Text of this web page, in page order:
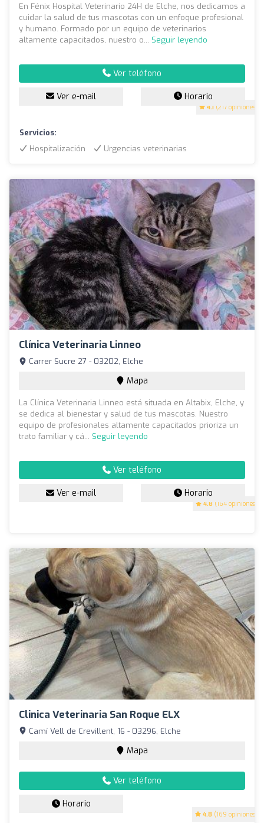
4.1 (217 opiniones)
En Fénix Hospital Veterinario 24H de Elche, nos dedicamos a
cuidar la salud de tus mascotas con un enfoque profesional
y humano. Formado por un equipo de veterinarios
altamente capacitados, nuestro o... Seguir leyendo
Ver teléfono
Ver e-mail Horario
Servicios:
Hospitalización
Urgencias veterinarias
Clínica Veterinaria Linneo
4.8 (164 opiniones)
Carrer Sucre 27 - 03202, Elche
Mapa
La Clínica Veterinaria Linneo está situada en Altabix, Elche, y
se dedica al bienestar y salud de tus mascotas. Nuestro
equipo de profesionales altamente capacitados prioriza un
trato familiar y cá... Seguir leyendo
Ver teléfono
Ver e-mail Horario
Clinica Veterinaria San Roque ELX
4.8 (169 opiniones)
Camí Vell de Crevillent, 16 - 03296, Elche
Mapa
Ver teléfono
Horario